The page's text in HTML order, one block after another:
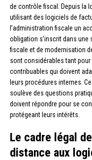
de contrôle fiscal. Depuis la
utilisant des logiciels de
l’administration fiscale un
obligation s’inscrit dans une
fiscale et de modernisation
sont considérables tant
contribuables qui doivent
leurs procédures internes.
soulève des questions
doivent répondre pour se
protégeant leurs intérêts.
Le cadre légal
distance aux